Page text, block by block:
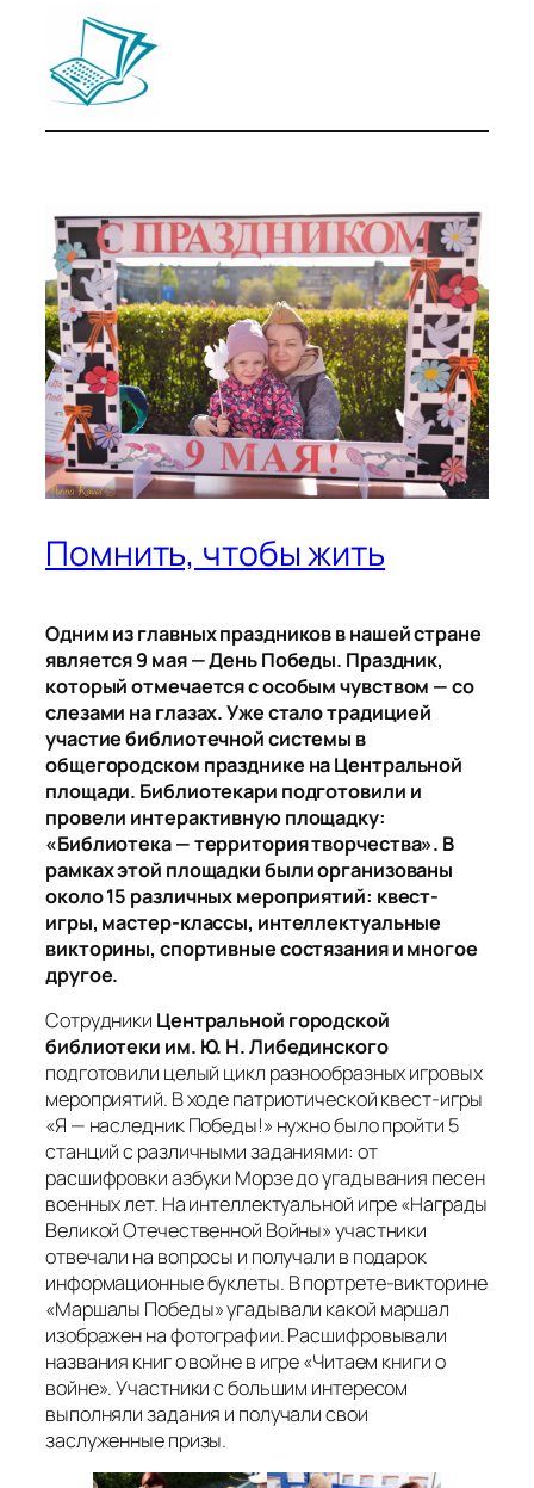
Помнить, чтобы жить
Одним из главных праздников в нашей стране
является 9 мая — День Победы. Праздник,
который отмечается с особым чувством — со
слезами на глазах. Уже стало традицией
участие библиотечной системы в
общегородском празднике на Центральной
площади. Библиотекари подготовили и
провели интерактивную площадку:
«Библиотека — территория творчества». В
рамках этой площадки были организованы
около 15 различных мероприятий: квест-
игры, мастер-классы, интеллектуальные
викторины, спортивные состязания и многое
другое.
Сотрудники Центральной городской
библиотеки им. Ю. Н. Либединского
подготовили целый цикл разнообразных игровых
мероприятий. В ходе патриотической квест-игры
«Я — наследник Победы!» нужно было пройти 5
станций с различными заданиями: от
расшифровки азбуки Морзе до угадывания песен
военных лет. На интеллектуальной игре «Награды
Великой Отечественной Войны» участники
отвечали на вопросы и получали в подарок
информационные буклеты. В портрете-викторине
«Маршалы Победы» угадывали какой маршал
изображен на фотографии. Расшифровывали
названия книг о войне в игре «Читаем книги о
войне». Участники с большим интересом
выполняли задания и получали свои
заслуженные призы.